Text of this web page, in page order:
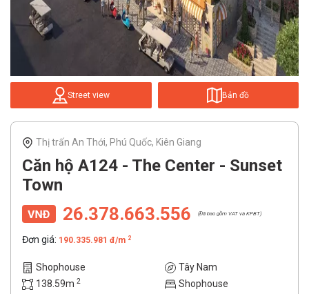
Street view Bản đồ
Thị trấn An Thới, Phú Quốc, Kiên Giang
Căn hộ A124 - The Center - Sunset
Town
26.378.663.556 (Đã bao gồm VAT và KPBT)
Đơn giá: 190.335.981 đ/m 2
Shophouse
Tây Nam
138.59m 2
Shophouse